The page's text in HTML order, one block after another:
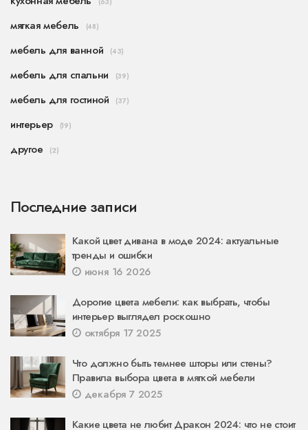
мягкая мебель (48)
мебель для ванной (43)
мебель для спальни (39)
мебель для гостиной (37)
интерьер (19)
другое (2)
Последние записи
Какой цвет дивана в моде 2024: актуальные
тренды и ошибки
июня 16 2026
Дорогие цвета мебели: как выбрать, чтобы
интерьер выглядел роскошно
октября 17 2025
Что должно быть темнее шторы или стены?
Правила выбора цвета в мягкой мебели
декабря 7 2025
Какие цвета не любит Дракон 2024: что не стоит